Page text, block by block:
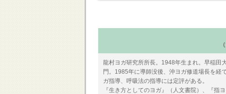
龍村ヨガ研究所所長。1948年生まれ。早稲田
門。1985年に導師没後、沖ヨガ修道場長を経
ガ指導、呼吸法の指導には定評がある。
『生き方としてのヨガ』（人文書院）、『指